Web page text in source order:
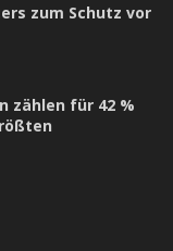
zum Schutz vor
zählen für 42 %